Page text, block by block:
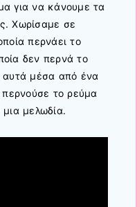
για να κάνουμε τα
Χωρίσαμε σε
περνάει το
δεν περνά το
αυτά μέσα από ένα
το ρεύμα
μελωδία.